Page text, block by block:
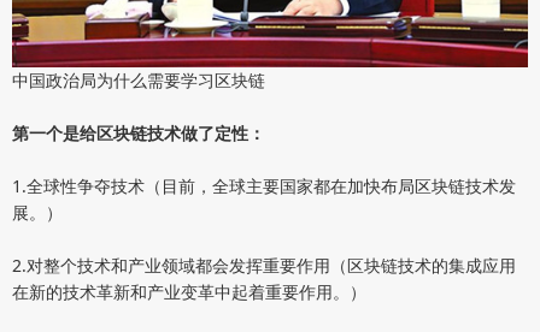
中国政治局为什么需要学习区块链
第一个是给区块链技术做了定性：
1.全球性争夺技术（目前，全球主要国家都在加快布局区块链技术发
展。）
2.对整个技术和产业领域都会发挥重要作用（区块链技术的集成应用
在新的技术革新和产业变革中起着重要作用。）